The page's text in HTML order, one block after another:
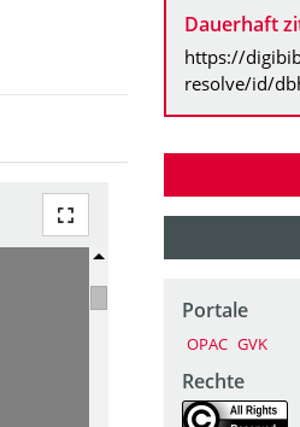
Dauerhaft
https://
resolve/id/
Portale
OPAC GVK
Rechte